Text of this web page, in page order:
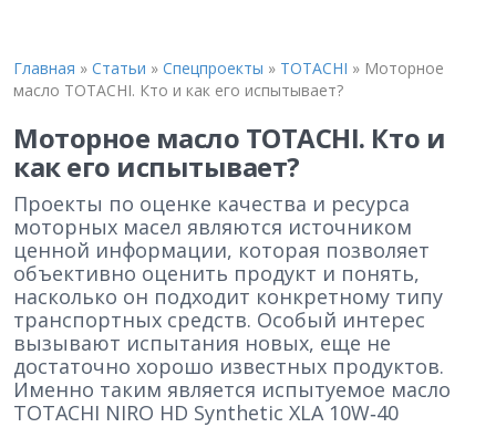
Главная » Статьи » Спецпроекты » TOTACHI » Моторное
масло TOTACHI. Кто и как его испытывает?
Моторное масло TOTACHI. Кто и
как его испытывает?
Проекты по оценке качества и ресурса
моторных масел являются источником
ценной информации, которая позволяет
объективно оценить продукт и понять,
насколько он подходит конкретному типу
транспортных средств. Особый интерес
вызывают испытания новых, еще не
достаточно хорошо известных продуктов.
Именно таким является испытуемое масло
TOTACHI NIRO HD Synthetic XLA 10W‑40